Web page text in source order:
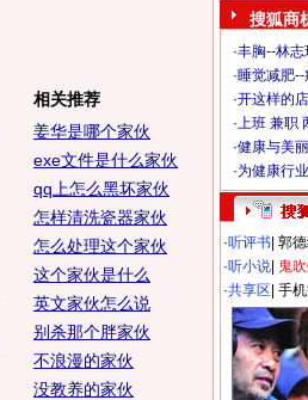
相关推荐
姜华是哪个家伙
exe文件是什么家伙
qq上怎么黑坏家伙
怎样清洗瓷器家伙
怎么处理这个家伙
这个家伙是什么
英文家伙怎么说
别杀那个胖家伙
不浪漫的家伙
没教养的家伙
搜狐商
·丰胸--林
·睡觉减肥
·开这样的
·上班 兼职
·健康与美
·为健康行
·听评书 郭
·听小说 鬼
·共享区 手